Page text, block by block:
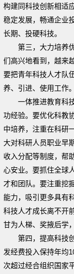
构建同科技创新相适
稳定发展，畅通企业
长期、投硬科技。
第三，大力培养
们高兴地看到，越来
要把青年科技人才队
养、引进、使用工作。
一体推进教育科
功经验。要优化科教
中培养，注重在科研
大对科研人员职业早
收入分配等制度，帮
心安业。要抓住全球
才和团队。要注重挖
能力，吸引更多具有
科技人才成长离不开
甘为人梯、奖掖后学
第四，提高科技
发经费投入保持年均
次超过经合组织国家